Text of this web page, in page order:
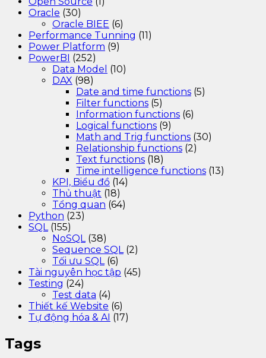
Oracle (30)
Oracle BIEE (6)
Performance Tunning (11)
Power Platform (9)
PowerBI (252)
Data Model (10)
DAX (98)
Date and time functions (5)
Filter functions (5)
Information functions (6)
Logical functions (9)
Math and Trig functions (30)
Relationship functions (2)
Text functions (18)
Time intelligence functions (13)
KPI, Biểu đồ (14)
Thủ thuật (18)
Tổng quan (64)
Python (23)
SQL(155)
NoSQL(38)
Sequence SQL(2)
Tối ưu SQL(6)
Tài nguyên học tập (45)
Testing (24)
Test data (4)
Thiết kế Website (6)
Tự động hóa & AI (17)
Tags